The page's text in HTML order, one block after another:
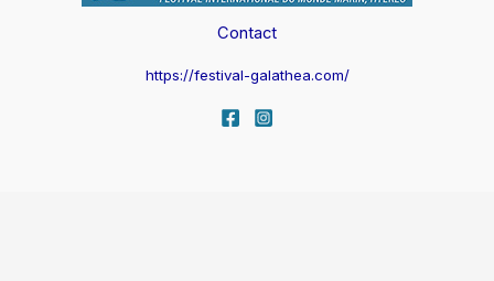
Contact
https://festival-galathea.com/